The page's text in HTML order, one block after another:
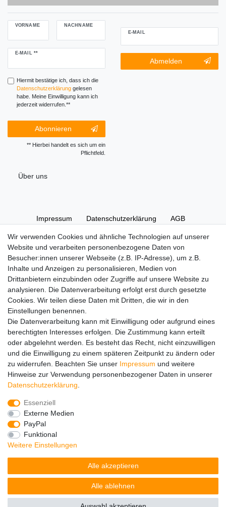
VORNAME NACHNAME
E-MAIL **
Newsletter
Hiermit bestätige ich, dass ich die
Daten­schutz­erklärunggelesen
habe. Meine Einwilligung kann ich
jederzeit widerrufen.**
Abonnieren
** Hierbei handelt es sich um ein
Pflichtfeld.
E-MAIL
Newsletter-
Abmeldung
Abmelden
Wir verwenden Cookies und ähnliche Technologien auf unserer
Website und verarbeiten personenbezogene Daten von
Besucher:innen unserer Webseite (z.B. IP-Adresse), um z.B.
Inhalte und Anzeigen zu personalisieren, Medien von
Drittanbietern einzubinden oder Zugriffe auf unsere Website zu
analysieren. Die Datenverarbeitung erfolgt erst durch gesetzte
Cookies. Wir teilen diese Daten mit Dritten, die wir in den
Einstellungen benennen.
Die Datenverarbeitung kann mit Einwilligung oder aufgrund eines
berechtigten Interesses erfolgen. Die Zustimmung kann erteilt
oder abgelehnt werden. Es besteht das Recht, nicht einzuwilligen
und die Einwilligung zu einem späteren Zeitpunkt zu ändern oder
zu widerrufen. Beachten Sie unser Impressum und weitere
Hinweise zur Verwendung personenbezogener Daten in unserer
Daten­schutz­erklärung
Essenziell
Externe Medien
PayPal
Funktional
Weitere Einstellungen
Alle akzeptieren
Alle ablehnen
Über uns
Impressum Daten­schutz­erklärung AGB
Widerrufs­recht Vertrag widerrufen Kontakt
Hinweise zur Batterieentsorgung
Im Zusammenhang mit dem Vertrieb von Batterien oder mit
der Lieferung von Geräten, die Batterien enthalten, sind wir
verpflichtet, Sie auf folgendes hinzuweisen:
Sie sind zur Rückgabe gebrauchter Batterien als Endnutzer
gesetzlich verpflichtet. Sie können Altbatterien, die wir als
Neubatterien im Sortiment führen oder geführt haben,
unentgeltlich an unserem Versandlager (Versandadresse)
zurückgeben. Die auf den Batterien abgebildeten Symbole
haben folgende Bedeutung:
Das Symbol der durchgekreuzten Mülltonne bedeutet, dass
die Batterie nicht in den Hausmüll gegeben werden darf.
Pb = Batterie enthält mehr als 0,004 Masseprozent Blei
Cd = Batterie enthält mehr als 0,002 Masseprozent
Cadmium
Hg = Batterie enthält mehr als 0,0005 Masseprozent
Bitte beachten Sie die vorstehenden Hinweise.